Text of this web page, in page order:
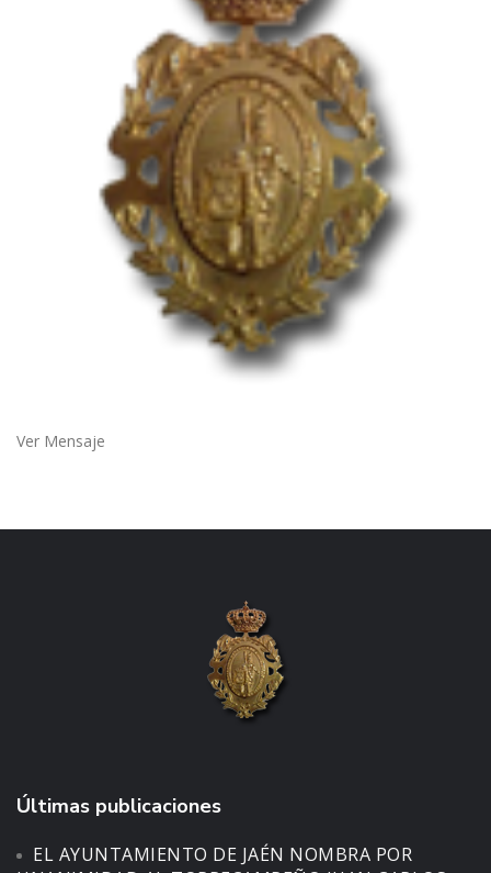
Ver Mensaje
Últimas publicaciones
EL AYUNTAMIENTO DE JAÉN NOMBRA POR